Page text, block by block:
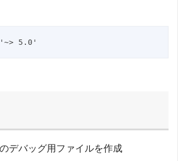
5.0'
デバッグ用ファイルを作成